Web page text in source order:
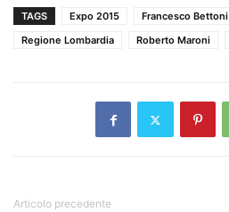
TAGS Expo 2015 Francesco Bettoni
Regione Lombardia
Roberto Maroni
Articolo precedente